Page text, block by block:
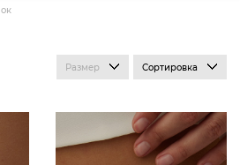
Размер Сортировка